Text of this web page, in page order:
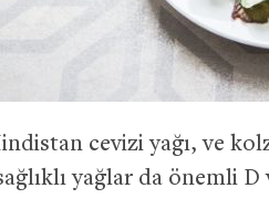
cevizi yağı, ve
yağlar da önemli